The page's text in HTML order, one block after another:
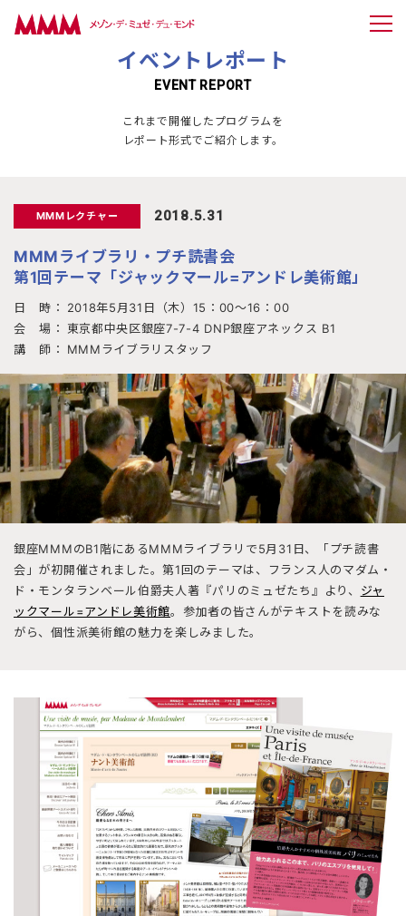
イベントレポート
EVENT REPORT
これまで開催したプログラムを
レポート形式でご紹介します。
MMMレクチャー 2018.5.31
MMMライブラリ・プチ読書会
第1回テーマ「ジャックマール=アンドレ美術館」
日 時：
2018年5月31日（木）15：00～16：00
会 場：
東京都中央区銀座7-7-4 DNP銀座アネックス B1
講 師：
MMMライブラリスタッフ
銀座MMMのB1階にあるMMMライブラリで5月31日、「プチ読書
会」が初開催されました。第1回のテーマは、フランス人のマダム・
ド・モンタランベール伯爵夫人著『パリのミュゼたち』より、 ジャ
ックマール=アンドレ美術館。参加者の皆さんがテキストを読みな
がら、個性派美術館の魅力を楽しみました。